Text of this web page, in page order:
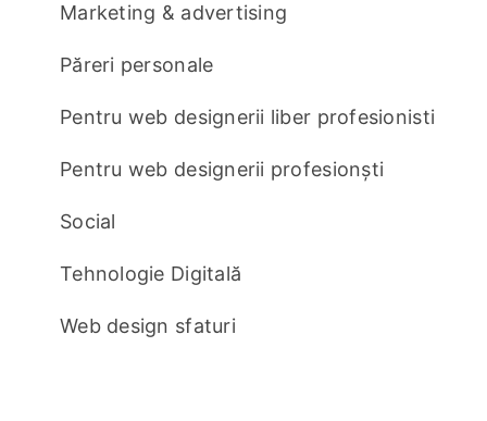
Marketing & advertising
Păreri personale
Pentru web designerii liber profesionisti
Pentru web designerii profesionști
Social
Tehnologie Digitală
Web design sfaturi